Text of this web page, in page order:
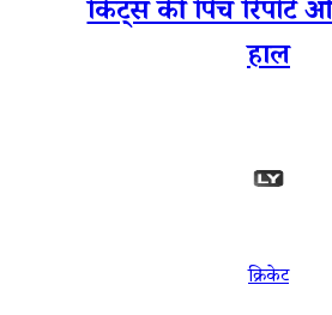
किट्स की पिच रिपोर्ट
हाल
क्रिकेट